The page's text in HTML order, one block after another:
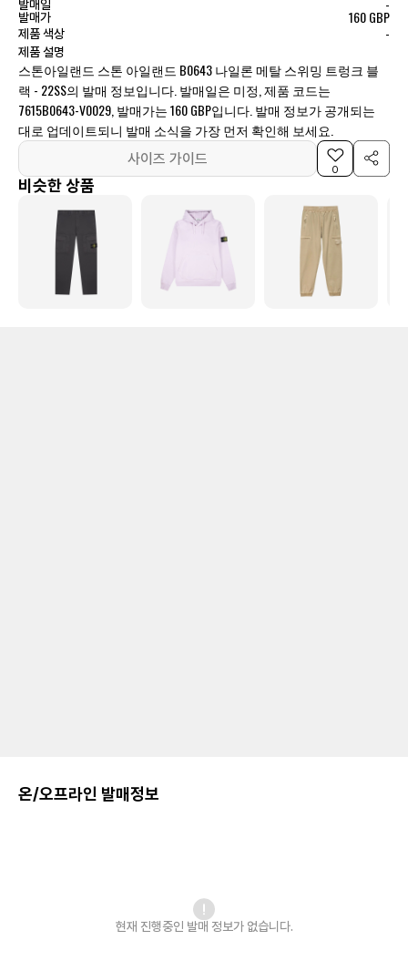
발매일 -
발매가 160 GBP
제품 색상 -
제품 설명
스톤아일랜드 스톤 아일랜드 B0643 나일론 메탈 스위밍 트렁크 블
랙 - 22SS의 발매 정보입니다. 발매일은 미정, 제품 코드는
7615B0643-V0029, 발매가는 160 GBP입니다. 발매 정보가 공개되는
대로 업데이트되니 발매 소식을 가장 먼저 확인해 보세요.
사이즈 가이드
0
비슷한 상품
온/오프라인 발매정보
현재 진행중인 발매 정보가 없습니다.